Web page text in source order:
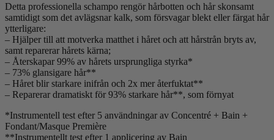
Detta professionella schampo rengör hårbotten och hår skonsamt
samtidigt som det avlägsnar kalk, som försvagar blekt eller färgat hår
ytterligare:
– Hjälper till att motverka matthet i håret och att hårstrån bryts av,
samt reparerar hårets kärna;
– Återskapar 99% av hårets ursprungliga styrka*
– 73% glansigare hår**
– Håret blir starkare inifrån och 2x mer återfuktat**
– Reparerar dramatiskt för 93% starkare hår**, som förnyat
*Instrumentell test efter 5 användningar av Concentré + Bain +
Fondant/Masque Première
**Instrumentellt test efter 1 applicering av Bain